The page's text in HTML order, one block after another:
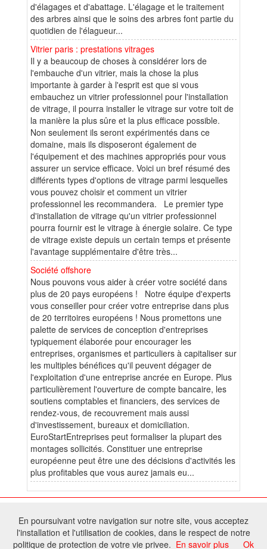
d'élagages et d'abattage. L'élagage et le traitement
des arbres ainsi que le soins des arbres font partie du
quotidien de l'élagueur...
Vitrier paris : prestations vitrages
Il y a beaucoup de choses à considérer lors de
l'embauche d'un vitrier, mais la chose la plus
importante à garder à l'esprit est que si vous
embauchez un vitrier professionnel pour l'installation
de vitrage, il pourra installer le vitrage sur votre toit de
la manière la plus sûre et la plus efficace possible.
Non seulement ils seront expérimentés dans ce
domaine, mais ils disposeront également de
l'équipement et des machines appropriés pour vous
assurer un service efficace. Voici un bref résumé des
différents types d'options de vitrage parmi lesquelles
vous pouvez choisir et comment un vitrier
professionnel les recommandera. Le premier type
d'installation de vitrage qu'un vitrier professionnel
pourra fournir est le vitrage à énergie solaire. Ce type
de vitrage existe depuis un certain temps et présente
l'avantage supplémentaire d'être très...
Société offshore
Nous pouvons vous aider à créer votre société dans
plus de 20 pays européens ! Notre équipe d'experts
vous conseiller pour créer votre entreprise dans plus
de 20 territoires européens ! Nous promettons une
palette de services de conception d'entreprises
typiquement élaborée pour encourager les
entreprises, organismes et particuliers à capitaliser sur
les multiples bénéfices qu'il peuvent dégager de
l'exploitation d'une entreprise ancrée en Europe. Plus
particulièrement l'ouverture de compte bancaire, les
soutiens comptables et financiers, des services de
rendez-vous, de recouvrement mais aussi
d'investissement, bureaux et domiciliation.
EuroStartEntreprises peut formaliser la plupart des
montages sollicités. Constituer une entreprise
européenne peut être une des décisions d'activités les
plus profitables que vous aurez jamais eu...
FontAwesome
Tous droits réservés - Toute reproduction du contenu de ce site, même
partielle, est interdite sans accord du propriétaire.
En poursuivant votre navigation sur notre site, vous acceptez
l'installation et l'utilisation de cookies, dans le respect de notre
politique de protection de votre vie privee. En savoir plus Ok